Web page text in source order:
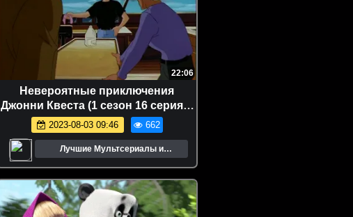
22:06
Невероятные приключения
Джонни Квеста (1 сезон 16 серия) -
Окруженный в раю
2023-08-03 09:46 662
Лучшие Мультсериалы и
Мультфильмы